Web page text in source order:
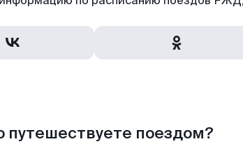
путешествуете поездом?